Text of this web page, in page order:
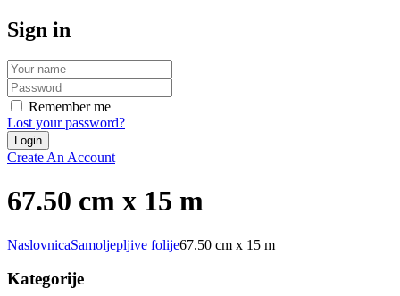
Sign in
Remember me
Lost your password?
Create An Account
67.50 cm x 15 m
NaslovnicaSamoljepljive folije67.50 cm x 15 m
Kategorije